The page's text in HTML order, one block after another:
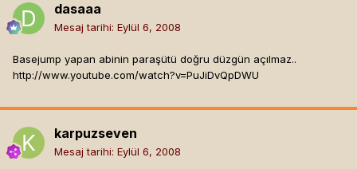
dasaaa
Mesaj tarihi: Eylül 6, 2008
Basejump yapan abinin paraşütü doğru düzgün açılmaz..
http://www.youtube.com/watch?v=PuJiDvQpDWU
karpuzseven
Mesaj tarihi: Eylül 6, 2008